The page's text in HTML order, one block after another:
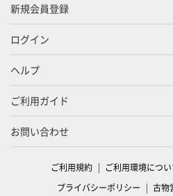
新規会員登録
ログイン
ヘルプ
ご利用ガイド
お問い合わせ
ご利用規約 ご利用環境につ
プライバシーポリシー
古物